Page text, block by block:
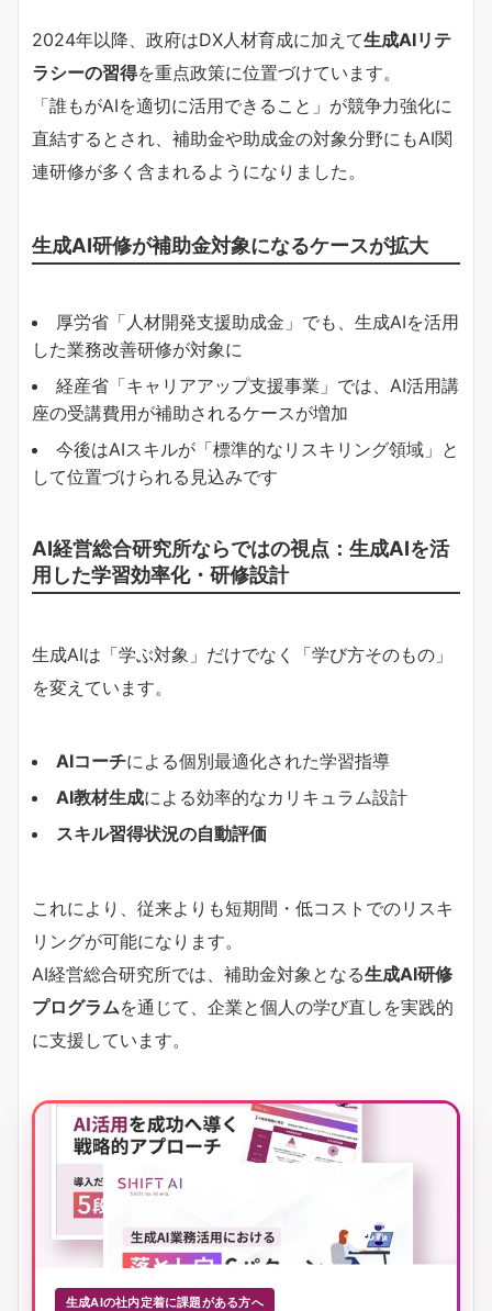
2024年以降、政府はDX人材育成に加えて生成AIリテ
ラシーの習得を重点政策に位置づけています。
「誰もがAIを適切に活用できること」が競争力強化に
直結するとされ、補助金や助成金の対象分野にもAI関
連研修が多く含まれるようになりました。
生成AI研修が補助金対象になるケースが拡大
厚労省「人材開発支援助成金」でも、生成AIを活用
した業務改善研修が対象に
経産省「キャリアアップ支援事業」では、AI活用講
座の受講費用が補助されるケースが増加
今後はAIスキルが「標準的なリスキリング領域」と
して位置づけられる見込みです
AI経営総合研究所ならではの視点：生成AIを活
用した学習効率化・研修設計
生成AIは「学ぶ対象」だけでなく「学び方そのもの」
を変えています。
AIコーチによる個別最適化された学習指導
AI教材生成による効率的なカリキュラム設計
スキル習得状況の自動評価
これにより、従来よりも短期間・低コストでのリスキ
リングが可能になります。
AI経営総合研究所では、補助金対象となる生成AI研修
プログラムを通じて、企業と個人の学び直しを実践的
に支援しています。
生成AIの社内定着に課題がある方へ